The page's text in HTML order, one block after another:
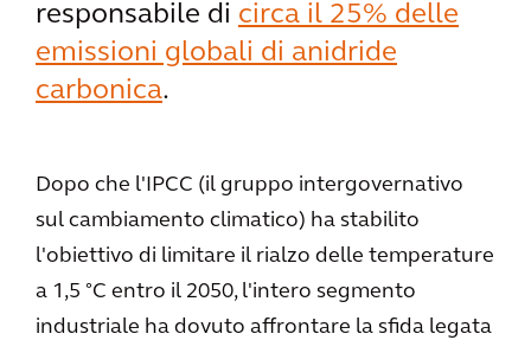
responsabile di circa il 25% delle
emissioni globali di anidride
carbonica.
Dopo che l'IPCC (il gruppo intergovernativo
sul cambiamento climatico) ha stabilito
l'obiettivo di limitare il rialzo delle temperature
a 1,5 °C entro il 2050, l'intero segmento
industriale ha dovuto affrontare la sfida legata